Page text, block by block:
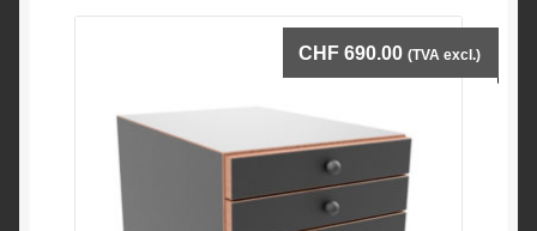
CHF 690.00 (TVA excl.)